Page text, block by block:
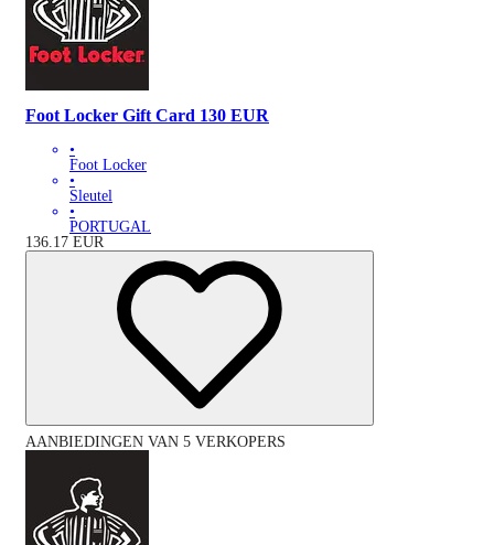
Foot Locker Gift Card 130 EUR
•
Foot Locker
•
Sleutel
•
PORTUGAL
136.17 EUR
AANBIEDINGEN VAN 5 VERKOPERS